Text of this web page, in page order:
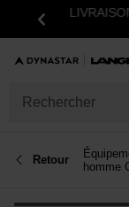
Précédent
GRATUITE sur
commandes
Retour
homme